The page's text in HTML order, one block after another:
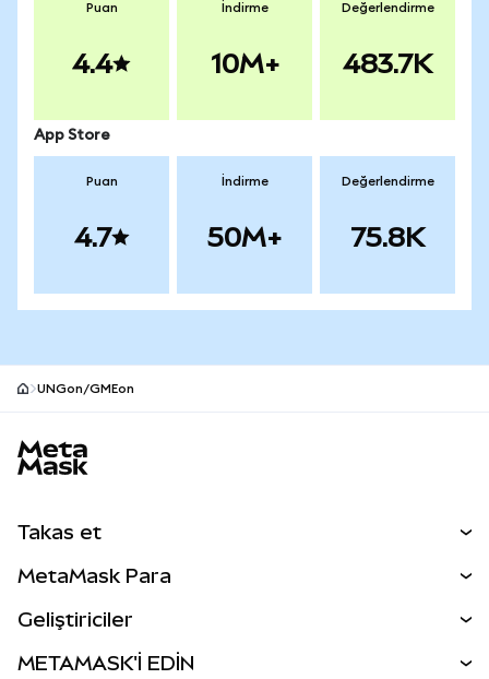
Puan
4.4
İndirme
10M+
Değerlendirme
483.7K
App Store
Puan
4.7
İndirme
50M+
Değerlendirme
75.8K
UNGon/GMEon
Takas et
Perps
RWA'lar
MetaMask Para
Geliştiriciler
METAMASK'İ EDİN